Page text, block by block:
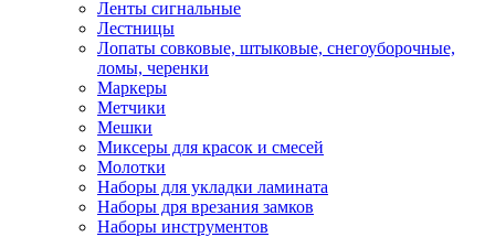
Ленты сигнальные
Лестницы
Лопаты совковые, штыковые, снегоуборочные,
ломы, черенки
Маркеры
Метчики
Мешки
Миксеры для красок и смесей
Молотки
Наборы для укладки ламината
Наборы дря врезания замков
Наборы инструментов